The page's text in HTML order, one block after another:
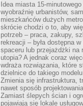
Idea miasta 15-
wyobraźnię urbanistów,
mieszkańców dużych
skrócie chodzi o to, aby
potrzeb – praca, zakupy,
rekreacji – była dostępna
spaceru lub przejażdżki na
utopia? A jednak coraz
wdraża rozwiązania, które
dzielnice do takiego
Zmienia się infrastruktura,
nawet sposób
Zamiast ślepych ścian i
pojawiają się lokale